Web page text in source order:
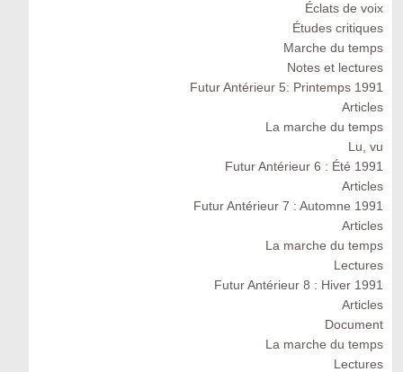
Éclats de voix
Études critiques
Marche du temps
Notes et lectures
Futur Antérieur 5: Printemps 1991
Articles
La marche du temps
Lu, vu
Futur Antérieur 6 : Été 1991
Articles
Futur Antérieur 7 : Automne 1991
Articles
La marche du temps
Lectures
Futur Antérieur 8 : Hiver 1991
Articles
Document
La marche du temps
Lectures